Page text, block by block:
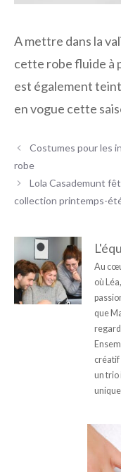
A mettre dans la
cette robe fluide à
est également teint
en vogue cette
Costumes pour les
robe
Lola Casademunt
collection printemps-
Au
où
que
créatif
un trio